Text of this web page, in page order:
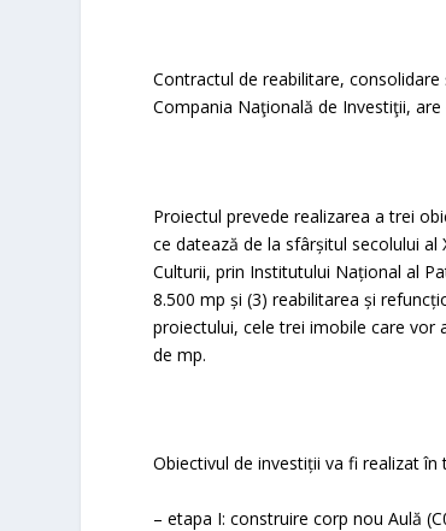
Contractul de reabilitare,
Compania Naţională de Investiţii,
Proiectul prevede realizarea a trei
ce datează de la sfârșitul secolului
Culturii, prin Institutului Național al
8.500 mp și (3) reabilitarea și
proiectului, cele trei imobile care vor
de mp.
Obiectivul de investiții va fi realizat
– etapa I: construire corp nou Aulă